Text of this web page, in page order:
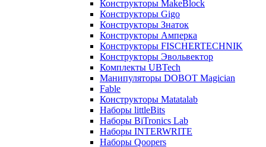
Конструкторы MakeBlock
Конструкторы Gigo
Конструкторы Знаток
Конструкторы Амперка
Конструкторы FISCHERTECHNIK
Конструкторы Эвольвектор
Комплекты UBTech
Манипуляторы DOBOT Magician
Fable
Конструкторы Matatalab
Наборы littleBits
Наборы BiTronics Lab
Наборы INTERWRITE
Наборы Qoopers